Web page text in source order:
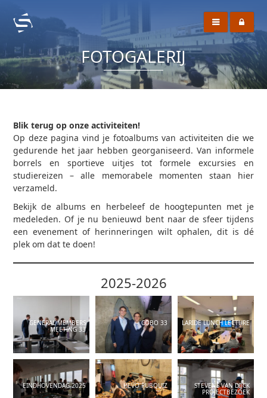
FOTOGALERIJ
Blik terug op onze activiteiten!
Op deze pagina vind je fotoalbums van activiteiten die we
gedurende het jaar hebben georganiseerd. Van informele
borrels en sportieve uitjes tot formele excursies en
studiereizen – alle memorabele momenten staan hier
verzameld.
Bekijk de albums en herbeleef de hoogtepunten met je
medeleden. Of je nu benieuwd bent naar de sfeer tijdens
een evenement of herinneringen wilt ophalen, dit is dé
plek om dat te doen!
2025-2026
GENERAL MEMBERS
MEETING 33
COBO 33 LARIDE LUNCH LECTURE
EINDHOVENDAG 2025 HEVO PUBQUIZ STEVENS VAN DIJCK
PROJECTBEZOEK